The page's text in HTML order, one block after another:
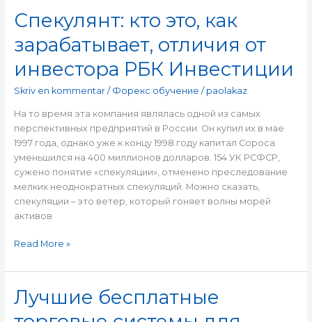
Спекулянт: кто это, как
зарабатывает, отличия от
инвестора РБК Инвестиции
Skriv en kommentar / Форекс обучение / paolakaz
На то время эта компания являлась одной из самых
перспективных предприятий в России. Он купил их в мае
1997 года, однако уже к концу 1998 году капитал Сороса
уменьшился на 400 миллионов долларов. 154 УК РСФСР,
сужено понятие «спекуляции», отменено преследование
мелких неоднократных спекуляций. Можно сказать,
спекуляции – это ветер, который гоняет волны морей
активов
Спекулянт:
кто
это,
зарабатывает,
отличия
инвестора
РБК
Инвестиции
Read More »
Лучшие бесплатные
Лучшие
бесплатные